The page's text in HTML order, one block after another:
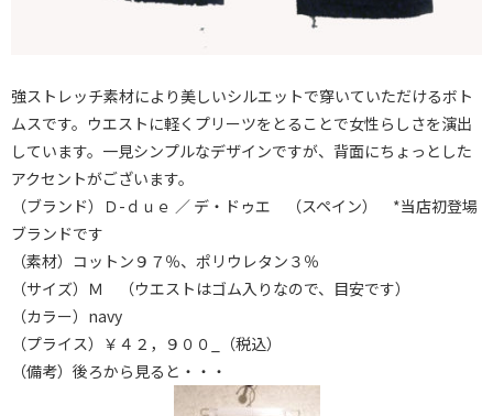
強ストレッチ素材により美しいシルエットで穿いていただけるボト
ムスです。ウエストに軽くプリーツをとることで女性らしさを演出
しています。一見シンプルなデザインですが、背面にちょっとした
アクセントがございます。
（ブランド）Ｄ-ｄｕｅ ／ デ・ドゥエ （スペイン） *当店初登場
ブランドです
（素材）コットン９７％、ポリウレタン３％
（サイズ）Ｍ （ウエストはゴム入りなので、目安です）
（カラー）navy
（プライス）￥４２，９００_（税込）
（備考）後ろから見ると・・・